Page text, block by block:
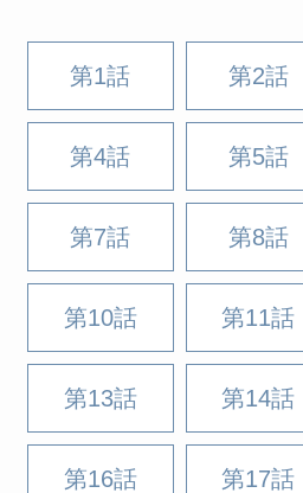
第1話 第2話
第4話 第5話
第7話 第8話
第10話 第11話
第13話 第14話
第16話 第17話